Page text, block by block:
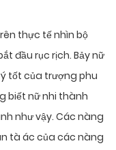
thực tế nhìn bộ
đầu rục rịch. Bảy nữ
tốt của trượng phu
biết nữ nhi thành
như vậy. Các nàng
tà ác của các nàng